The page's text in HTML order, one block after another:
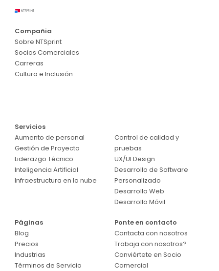
Compañia
Sobre NTSprint
Socios Comerciales
Carreras
Cultura e Inclusión
Servicios
Aumento de personal
Gestión de Proyecto
Liderazgo Técnico
Inteligencia Artificial
Infraestructura en la nube
Control de calidad y
pruebas
UX/UI Design
Desarrollo de Software
Personalizado
Desarrollo Web
Desarrollo Móvil
Páginas
Blog
Precios
Industrias
Términos de Servicio
Ponte en contacto
Contacta con nosotros
Trabaja con nosotros?
Conviértete en Socio
Comercial